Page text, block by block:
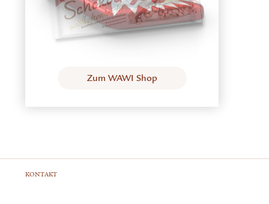
Zum WAWI Shop
KONTAKT